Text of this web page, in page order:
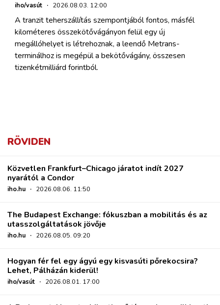
iho/vasút · 2026.08.03. 12:00
A tranzit teherszállítás szempontjából fontos, másfél
kilométeres összekötővágányon felül egy új
megállóhelyet is létrehoznak, a leendő Metrans-
terminálhoz is megépül a bekötővágány, összesen
tizenkétmilliárd forintból.
RÖVIDEN
Közvetlen Frankfurt–Chicago járatot indít 2027
nyarától a Condor
iho.hu · 2026.08.06. 11:50
The Budapest Exchange: fókuszban a mobilitás és az
utasszolgáltatások jövője
iho.hu · 2026.08.05. 09:20
Hogyan fér fel egy ágyú egy kisvasúti pőrekocsira?
Lehet, Pálházán kiderül!
iho/vasút · 2026.08.01. 17:00